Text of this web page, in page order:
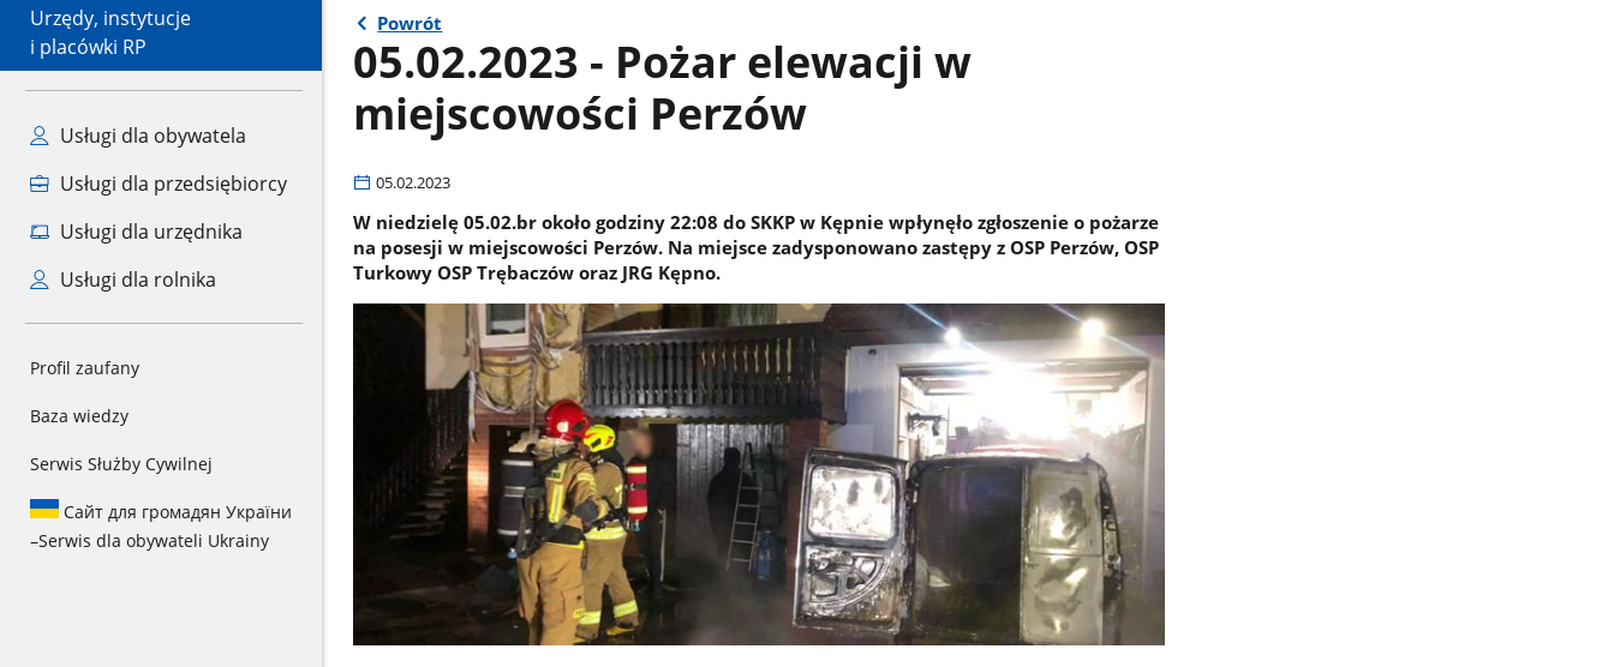
Urzędy, instytucje
i placówki RP
Usługi dla obywatela
Usługi dla przedsiębiorcy
Usługi dla urzędnika
Usługi dla rolnika
Profil zaufany
Baza wiedzy
Serwis Służby Cywilnej
Сайт для громадян України
–Serwis dla obywateli Ukrainy
Powrót
05.02.2023 - Pożar elewacji w
miejscowości Perzów
05.02.2023
W niedzielę 05.02.br około godziny 22:08 do SKKP w Kępnie wpłynęło zgłoszenie o pożarze
na posesji w miejscowości Perzów. Na miejsce zadysponowano zastępy z OSP Perzów, OSP
Turkowy OSP Trębaczów oraz JRG Kępno.